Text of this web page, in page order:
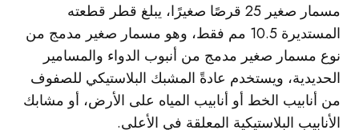
مسمار صغير 25 قرصًا صغيرًا، يبلغ قطر قطعته
المستديرة 10.5 مم فقط، وهو مسمار صغير مدمج من
نوع مسمار صغير مدمج من أنبوب الدواء والمسامير
الحديدية، ويستخدم عادةً المشبك البلاستيكي للصفوف
من أنابيب الخط أو أنابيب المياه على الأرض، أو مشابك
الأنابيب البلاستيكية المعلقة في الأعلى.